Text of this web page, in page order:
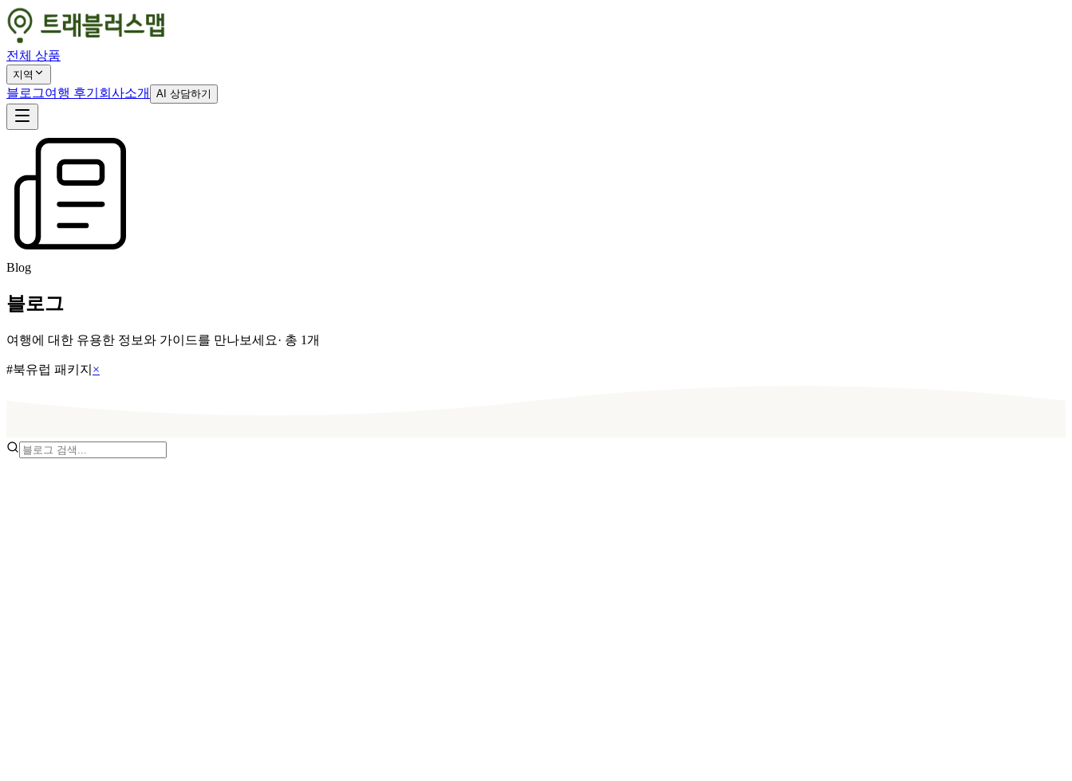
전체 상품
지역
블로그여행 후기 회사소개 AI 상담하기
Blog
블로그
여행에 대한 유용한 정보와 가이드를 만나보세요· 총 1개
#북유럽 패키지 ×